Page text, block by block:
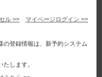
ル >> マイページログイン >>
の登録情報は、新予約システム
します。